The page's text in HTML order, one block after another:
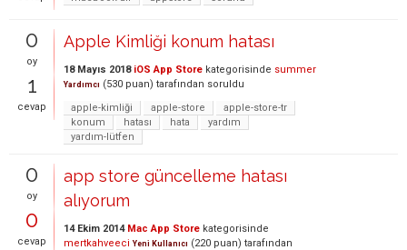
0
oy
1
cevap
Apple Kimliği konum hatası
18 Mayıs 2018 iOS App Store kategorisinde summer
Yardımcı (530 puan) tarafından soruldu
apple-kimliği
apple-store
apple-store-tr
konum
hatası hata
yardım
yardım-lütfen
0
oy
0
cevap
app store güncelleme hatası
alıyorum
14 Ekim 2014 Mac App Store kategorisinde
mertkahveeci Yeni Kullanıcı (220 puan) tarafından